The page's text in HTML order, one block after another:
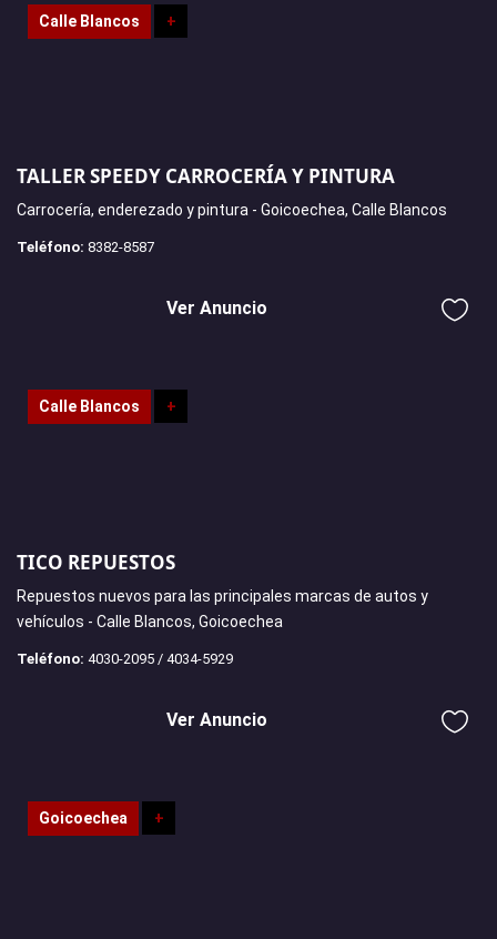
Calle Blancos +
TALLER SPEEDY CARROCERÍA Y PINTURA
Carrocería, enderezado y pintura - Goicoechea, Calle Blancos
Teléfono: 8382-8587
Ver Anuncio
Calle Blancos +
TICO REPUESTOS
Repuestos nuevos para las principales marcas de autos y
vehículos - Calle Blancos, Goicoechea
Teléfono: 4030-2095 / 4034-5929
Ver Anuncio
Goicoechea +